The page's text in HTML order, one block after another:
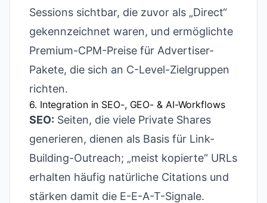
Sessions sichtbar, die zuvor als „Direct“
gekennzeichnet waren, und ermöglichte
Premium-CPM-Preise für Advertiser-
Pakete, die sich an C-Level-Zielgruppen
richten.
6. Integration in SEO-, GEO- & AI-Workflows
SEO: Seiten, die viele Private Shares
generieren, dienen als Basis für Link-
Building-Outreach; „meist kopierte“ URLs
erhalten häufig natürliche Citations und
stärken damit die E-E-A-T-Signale.